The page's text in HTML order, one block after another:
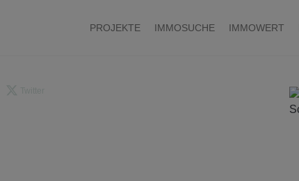
PROJEKTE IMMOSUCHE IMMOWERT